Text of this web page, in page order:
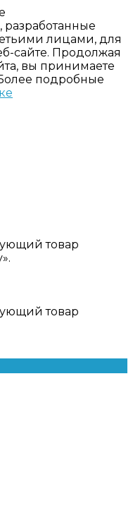
лицами, для
сайте. Продолжая
вы принимаете
подробные
товар
товар